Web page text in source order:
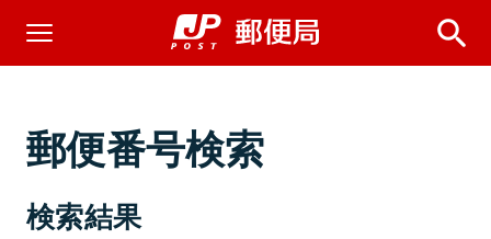
郵便番号検索
検索結果